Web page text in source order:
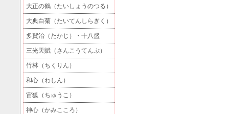
大正の鶴（たいしょうのつる）
大典白菊（たいてんしらぎく）
多賀治（たかじ）・十八盛
三光天賦（さんこうてんぷ）
竹林（ちくりん）
和心（わしん）
宙狐（ちゅうこ）
神心（かみこころ）